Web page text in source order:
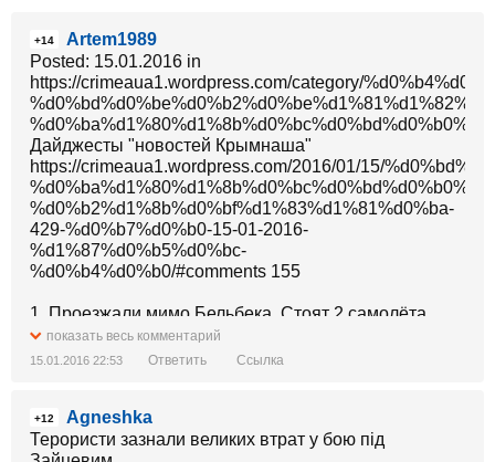
+14
Artem1989
Posted: 15.01.2016 in
https://crimeaua1.wordpress.com/category/
Дайджесты "новостей Крымнаша"
https://crimeaua1.wordpress.com/2016/01/15/
%d0%b2%d1%8b%d0%bf%d1%83%d1%81%d0%ba-
429-%d0%b7%d0%b0-15-01-2016-
%d1%87%d0%b5%d0%bc-
%d0%b4%d0%b0/#comments 155
1. Проезжали мимо Бельбека. Стоят 2 самолёта
(пасс), а на подъезде к аэропорту штук 15 военных
крытых машин для перевозки солдат. (прим. На
http://www.sobytiya.info/news/16/59255 - ссылка).
2. В Ялте на стадионе полиция оккупантов проводит
показать весь комментарий
15.01.2016 22:53 Ответить Ссылка
+12
Agneshka
Терористи зазнали великих втрат у бою під